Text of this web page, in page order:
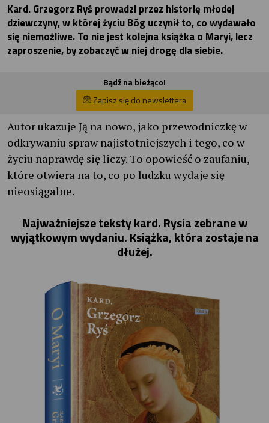
Kard. Grzegorz Ryś prowadzi przez historię młodej
dziewczyny, w której życiu Bóg uczynił to, co wydawało
się niemożliwe. To nie jest kolejna książka o Maryi, lecz
zaproszenie, by zobaczyć w niej drogę dla siebie.
Bądź na bieżąco!
Zapisz się do newslettera
Autor ukazuje Ją na nowo, jako przewodniczkę w
odkrywaniu spraw najistotniejszych i tego, co w
życiu naprawdę się liczy. To opowieść o zaufaniu,
które otwiera na to, co po ludzku wydaje się
nieosiągalne.
Najważniejsze teksty kard. Rysia zebrane w
wyjątkowym wydaniu. Książka, która zostaje na
dłużej.